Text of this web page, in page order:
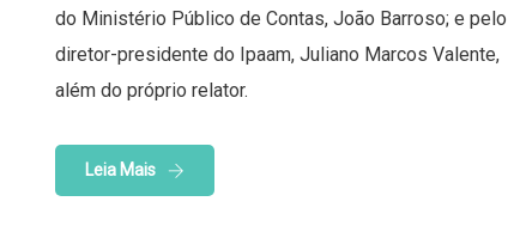
do Ministério Público de Contas, João Barroso; e pelo
diretor-presidente do Ipaam, Juliano Marcos Valente,
além do próprio relator.
Leia Mais